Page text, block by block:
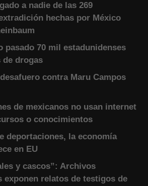
a nadie de las 269
hechas por México
pasado 70 mil estadunidenses
de drogas
contra Maru Campos
de mexicanos no usan internet
o conocimientos
deportaciones, la economía
en EU
y cascos”: Archivos
exponen relatos de testigos de